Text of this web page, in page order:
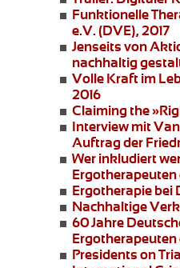
Funktionelle
e.V. (DVE), 2017
Jenseits von
nachhaltig
Volle Kraft im
2016
Claiming the
Interview mit
Auftrag der
Wer inkludiert
Ergotherapeuten
Ergotherapie bei
Nachhaltige
60 Jahre
Ergotherapeuten
Presidents on